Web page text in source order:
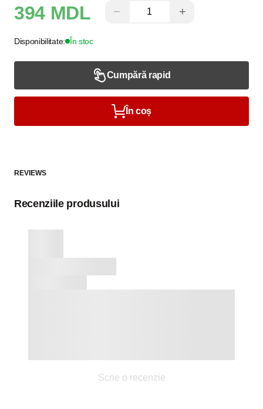
394 MDL − +
Disponibilitate: În stoc
Cumpără rapid
În coș
REVIEWS
Recenziile produsului
Scrie o recenzie